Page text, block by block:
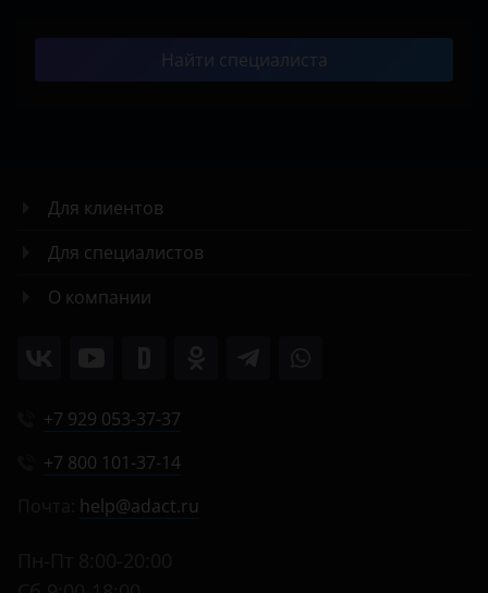
Найти специалиста
Для клиентов
Для специалистов
О компании
+7 929 053-37-37
+7 800 101-37-14
help@adact.ru